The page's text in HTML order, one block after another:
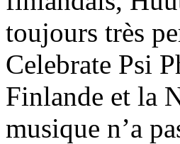
toujours très
Celebrate Psi
Finlande et la
musique n’a